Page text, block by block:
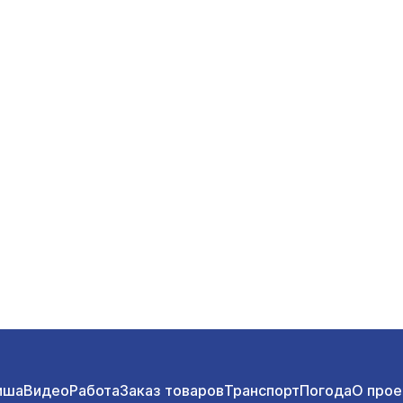
ВидеоРаботаЗаказ товаровТранспортПогодаО